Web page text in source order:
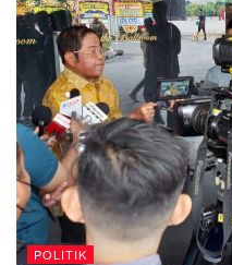
POLITIK